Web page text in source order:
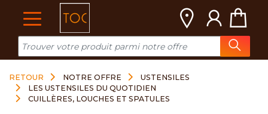
RETOUR NOTRE OFFRE
USTENSILES
LES USTENSILES DU QUOTIDIEN
CUILLÈRES, LOUCHES ET SPATULES
Cookies management panel